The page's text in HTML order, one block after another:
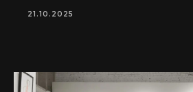
21.10.2025